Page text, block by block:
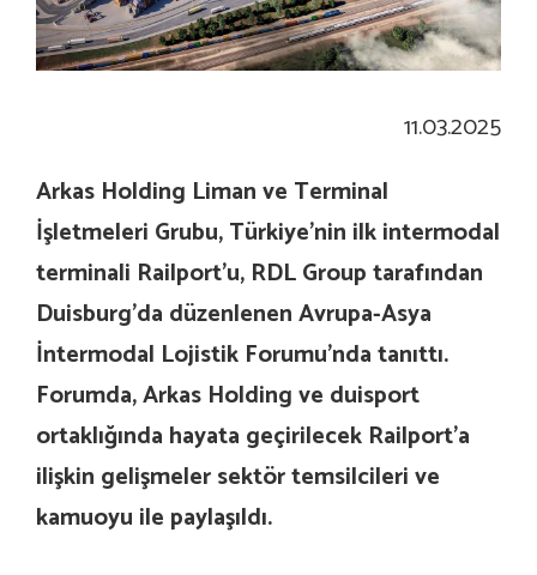
11.03.2025
Arkas Holding Liman ve Terminal
İşletmeleri Grubu, Türkiye’nin ilk intermodal
terminali Railport’u, RDL Group tarafından
Duisburg’da düzenlenen Avrupa-Asya
İntermodal Lojistik Forumu’nda tanıttı.
Forumda, Arkas Holding ve duisport
ortaklığında hayata geçirilecek Railport’a
ilişkin gelişmeler sektör temsilcileri ve
kamuoyu ile paylaşıldı.